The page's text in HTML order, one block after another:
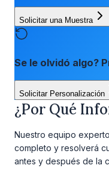
Solicitar una Muestra
Se le olvidó algo?
Solicitar Personalización
¿Por Qué
Nuestro equipo
completo y resolverá
antes y después de la